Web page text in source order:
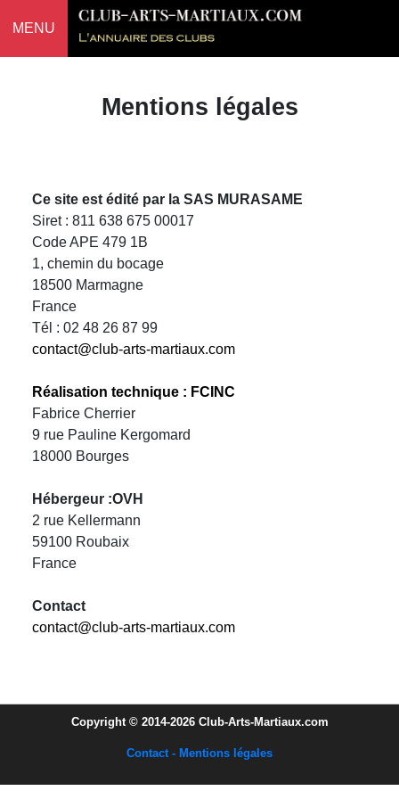
MENU
Mentions légales
Ce site est édité par la SAS MURASAME
Siret : 811 638 675 00017
Code APE 479 1B
1, chemin du bocage
18500 Marmagne
France
Tél : 02 48 26 87 99
contact@club-arts-martiaux.com
Réalisation technique : FCINC
Fabrice Cherrier
9 rue Pauline Kergomard
18000 Bourges
Hébergeur :OVH
2 rue Kellermann
59100 Roubaix
France
Contact
contact@club-arts-martiaux.com
Copyright © 2014-2026 Club-Arts-Martiaux.com
Contact - Mentions légales